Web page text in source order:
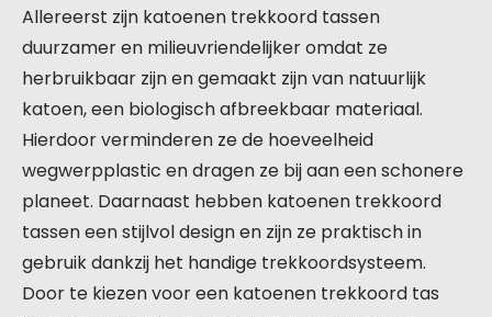
Allereerst zijn katoenen trekkoord tassen
duurzamer en milieuvriendelijker omdat ze
herbruikbaar zijn en gemaakt zijn van natuurlijk
katoen, een biologisch afbreekbaar materiaal.
Hierdoor verminderen ze de hoeveelheid
wegwerpplastic en dragen ze bij aan een schonere
planeet. Daarnaast hebben katoenen trekkoord
tassen een stijlvol design en zijn ze praktisch in
gebruik dankzij het handige trekkoordsysteem.
Door te kiezen voor een katoenen trekkoord tas